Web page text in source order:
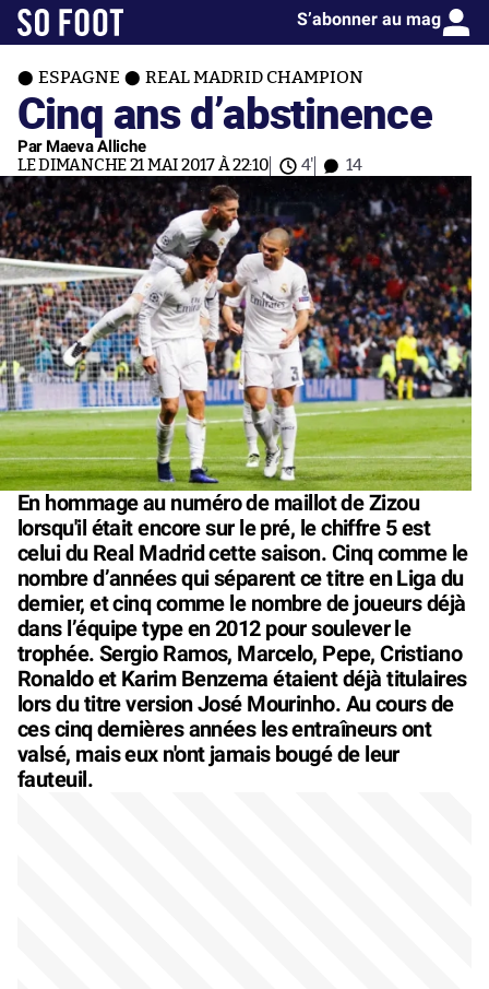
S’abonner au mag
ESPAGNE REAL MADRID CHAMPION
Cinq ans d’abstinence
Par Maeva Alliche
LE DIMANCHE 21 MAI 2017 À 22:10 4' 14
En hommage au numéro de maillot de Zizou
lorsqu'il était encore sur le pré, le chiffre 5 est
celui du Real Madrid cette saison. Cinq comme le
nombre d’années qui séparent ce titre en Liga du
dernier, et cinq comme le nombre de joueurs déjà
dans l’équipe type en 2012 pour soulever le
trophée. Sergio Ramos, Marcelo, Pepe, Cristiano
Ronaldo et Karim Benzema étaient déjà titulaires
lors du titre version José Mourinho. Au cours de
ces cinq dernières années les entraîneurs ont
valsé, mais eux n'ont jamais bougé de leur
fauteuil.